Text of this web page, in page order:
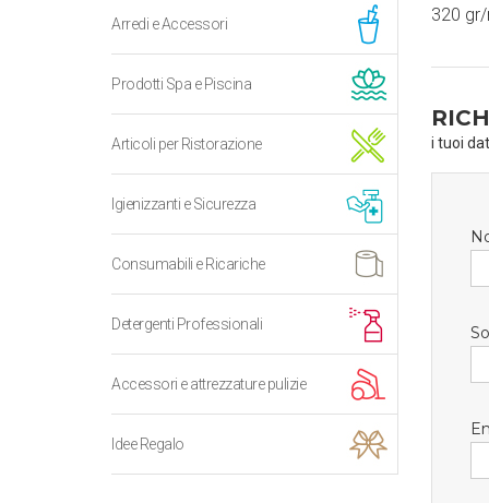
Arredi e Accessori
Prodotti Spa e Piscina
Articoli per Ristorazione
Igienizzanti e Sicurezza
Consumabili e Ricariche
Detergenti Professionali
Accessori e attrezzature pulizie
Idee Regalo
320
i tuoi